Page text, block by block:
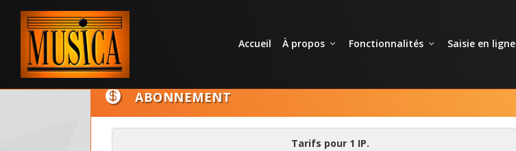
Accueil À propos Fonctionnalités Saisie en ligne
 ABONNEMENT
Tarifs pour 1 IP.